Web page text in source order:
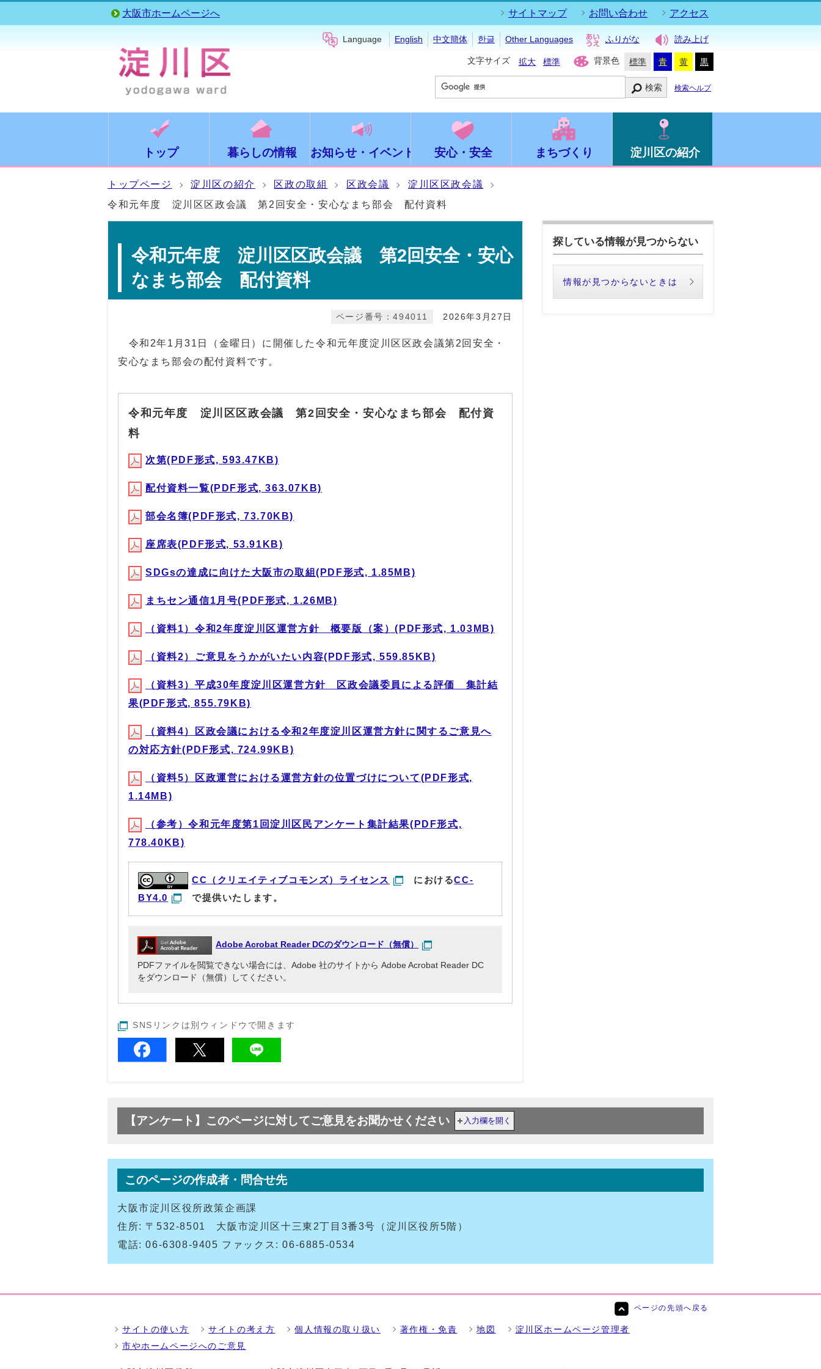
大阪市ホームページへ サイトマップ お問い合わせ アクセス
Language English 中文簡体 한글 Other Languages ふりがな 読み上げ
文字サイズ 拡大 標準 背景色 標準 青 黄 黒
検索 検索ヘルプ
トップ 暮らしの情報 お知らせ・イベント 安心・安全 まちづくり 淀川区の紹介
トップページ 淀川区の紹介 区政の取組 区政会議
淀川区区政会議
令和元年度 淀川区区政会議 第2回安全・安心なまち部会 配付資料
令和元年度 淀川区区政会議 第2回安全・安心
なまち部会 配付資料
2026年3月27日
ページ番号：494011
令和2年1月31日（金曜日）に開催した令和元年度淀川区区政会議第2回安全・
安心なまち部会の配付資料です。
令和元年度 淀川区区政会議 第2回安全・安心なまち部会 配付資
料
次第(PDF形式, 593.47KB)
配付資料一覧(PDF形式, 363.07KB)
部会名簿(PDF形式, 73.70KB)
座席表(PDF形式, 53.91KB)
SDGsの達成に向けた大阪市の取組(PDF形式, 1.85MB)
まちセン通信1月号(PDF形式, 1.26MB)
（資料1）令和2年度淀川区運営方針 概要版（案）(PDF形式, 1.03MB)
（資料2）ご意見をうかがいたい内容(PDF形式, 559.85KB)
（資料3）平成30年度淀川区運営方針 区政会議委員による評価 集計結
果(PDF形式, 855.79KB)
（資料4）区政会議における令和2年度淀川区運営方針に関するご意見へ
の対応方針(PDF形式, 724.99KB)
（資料5）区政運営における運営方針の位置づけについて(PDF形式,
1.14MB)
（参考）令和元年度第1回淀川区民アンケート集計結果(PDF形式,
778.40KB)
CC（クリエイティブコモンズ）ライセンス におけるCC-
BY4.0
で提供いたします。
Adobe Acrobat Reader DCのダウンロード（無償）
PDFファイルを閲覧できない場合には、Adobe 社のサイトから Adobe Acrobat Reader DC
をダウンロード（無償）してください。
SNSリンクは別ウィンドウで開きます
探している情報が見つからない
情報が見つからないときは
【アンケート】このページに対してご意見をお聞かせください 入力欄を開く
このページの作成者・問合せ先
大阪市淀川区役所政策企画課
住所: 〒532-8501 大阪市淀川区十三東2丁目3番3号（淀川区役所5階）
電話: 06-6308-9405 ファックス: 06-6885-0534
ページの先頭へ戻る
サイトの使い方 サイトの考え方 個人情報の取り扱い 著作権・免責 地図
淀川区ホームページ管理者
市やホームページへのご意見